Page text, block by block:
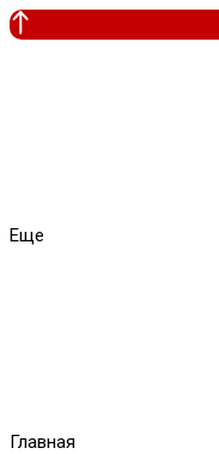
Еще
Главная